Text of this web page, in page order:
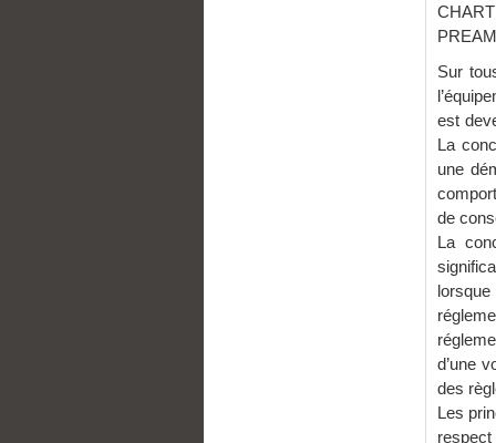
Sur
est
La
une
de
La
d’une
des
Les
respect